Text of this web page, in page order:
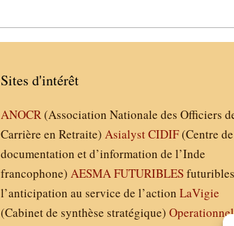
Sites d'intérêt
ANOCR(Association Nationale des Officiers
Carrière en Retraite)AsialystCIDIF(Centre de
documentation et d’information de l’Inde
francophone)AESMAFUTURIBLES
l’anticipation au service de l’actionLaVigie
(Cabinet de synthèse stratégique)